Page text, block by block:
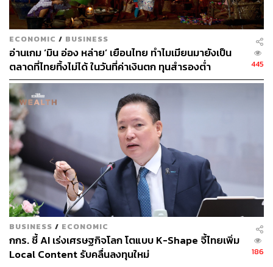
ECONOMIC / BUSINESS
อ่านเกม ‘มิน อ่อง หล่าย’ เยือนไทย ทำไมเมียนมายังเป็น
ตลาดที่ไทยทิ้งไม่ได้ ในวันที่ค่าเงินตก ทุนสำรองต่ำ
445
BUSINESS / ECONOMIC
กกร. ชี้ AI เร่งเศรษฐกิจโลก โตแบบ K-Shape จี้ไทยเพิ่ม
Local Content รับคลื่นลงทุนใหม่
186